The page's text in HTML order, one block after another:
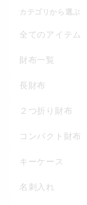
カテゴリから選ぶ
全てのアイテム
財布一覧
長財布
２つ折り財布
コンパクト財布
キーケース
名刺入れ